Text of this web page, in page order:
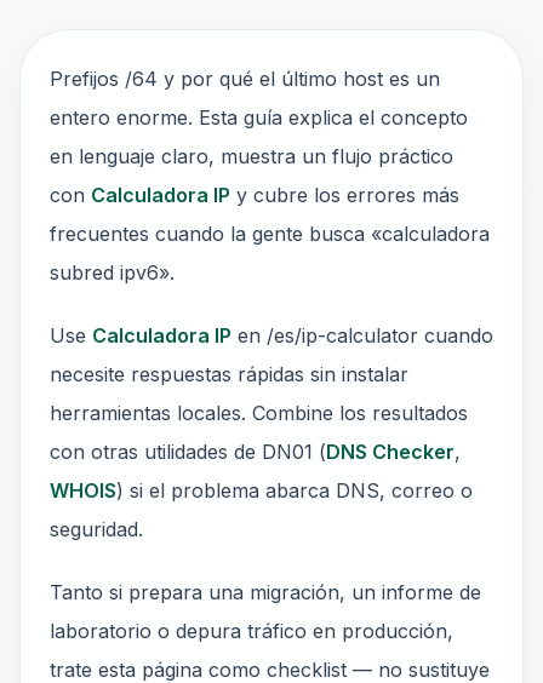
Prefijos /64 y por qué el último host es un
entero enorme. Esta guía explica el concepto
en lenguaje claro, muestra un flujo práctico
con Calculadora IP y cubre los errores más
frecuentes cuando la gente busca «calculadora
subred ipv6».
Use Calculadora IP en /es/ip-calculator cuando
necesite respuestas rápidas sin instalar
herramientas locales. Combine los resultados
con otras utilidades de DN01 (DNS Checker,
WHOIS) si el problema abarca DNS, correo o
seguridad.
Tanto si prepara una migración, un informe de
laboratorio o depura tráfico en producción,
trate esta página como checklist — no sustituye